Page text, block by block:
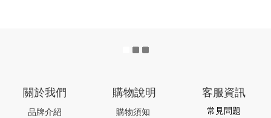
關於我們
品牌介紹
購物說明
購物須知
客服資訊
常見問題